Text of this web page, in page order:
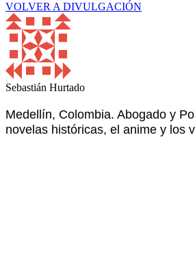
VOLVER A DIVULGACIÓN
Sebastián Hurtado
Medellín, Colombia. Abogado y
novelas históricas, el anime y los